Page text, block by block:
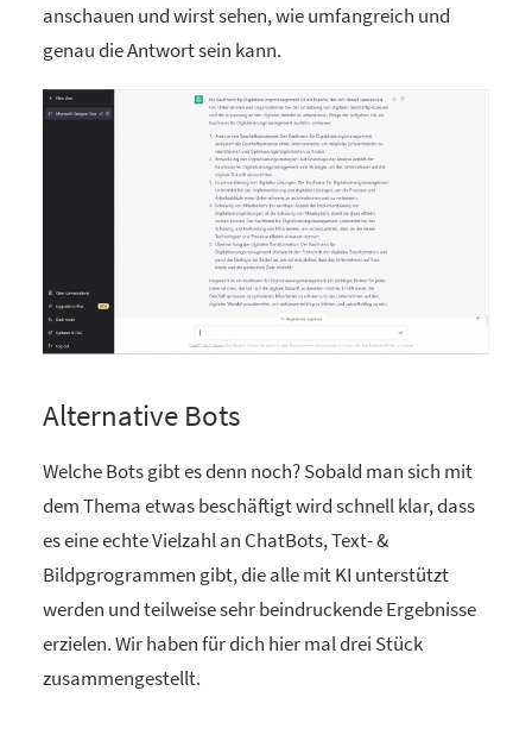
anschauen und wirst sehen, wie umfangreich und
genau die Antwort sein kann.
Alternative Bots
Welche Bots gibt es denn noch? Sobald man sich mit
dem Thema etwas beschäftigt wird schnell klar, dass
es eine echte Vielzahl an ChatBots, Text- &
Bildpgrogrammen gibt, die alle mit KI unterstützt
werden und teilweise sehr beindruckende Ergebnisse
erzielen. Wir haben für dich hier mal drei Stück
zusammengestellt.